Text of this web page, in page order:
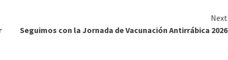
Next
Seguimos con la Jornada de Vacunación Antirrábica 2026